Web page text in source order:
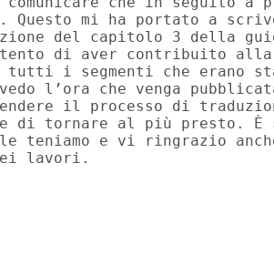
mi ha portato a
del capitolo 3 della
di aver contribuito
tutti i segmenti che erano
l’ora che venga
il processo di
di tornare al più presto.
teniamo e vi ringrazio
lavori.